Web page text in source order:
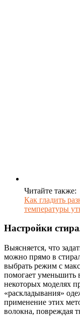
Читайте также:
Как гладить
температуры
Настройки
Выясняется, что
можно прямо в
выбрать режим с
помогает уменьшить
некоторых моделях
«раскладывания»
применение этих
волокна, повреждая